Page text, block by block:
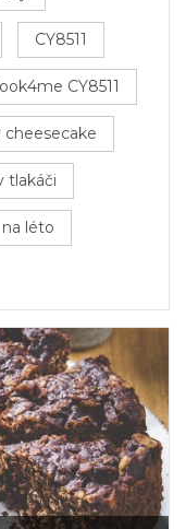
CY8511
CY8511
cheesecake
tlakáči
na léto